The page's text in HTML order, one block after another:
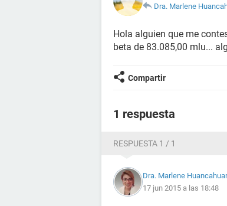
Dra. Marlene
Hola alguien que me
beta de 83.085,00 mlu...
Compartir
1 respuesta
RESPUESTA 1 / 1
Dra. Marlene
17 jun 2015 a las 18:48